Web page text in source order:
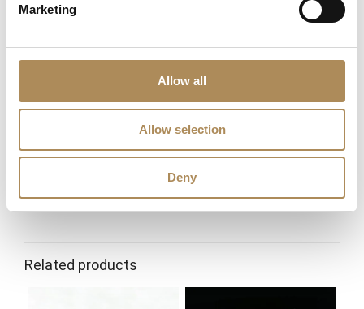
Marketing
Allow all
Allow selection
Deny
Can I offer an item for sale through LUXOS Arts?
How may I arrange an appointment?
Does LUXOS Arts host private events?
Do you collaborate with international clientele?
gold
Related products